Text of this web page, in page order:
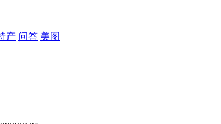
产 问答 美图